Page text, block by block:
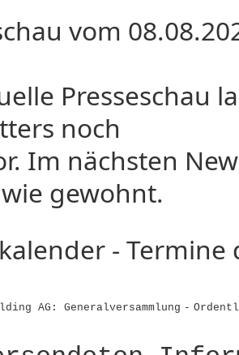
vom
Presseschau
noch
Im nächsten
gewohnt.
- Termine
AG: Generalversammlung -